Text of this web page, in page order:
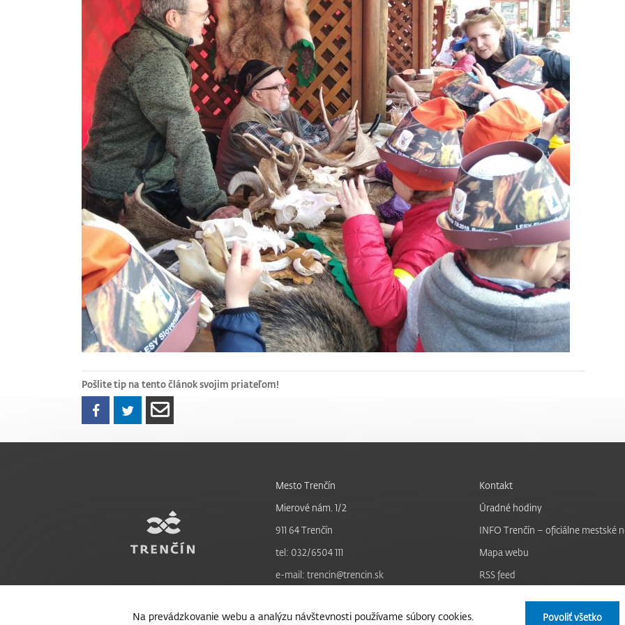
Pošlite tip na tento článok svojim priateľom!
Na prevádzkovanie webu a analýzu návštevnosti používame súbory cookies. Povoliť všetko
Mesto Trenčín
Mierové nám. 1/2
911 64 Trenčín
tel: 032/6504 111
e-mail: trencin@trencin.sk
Kontakt
Úradné hodiny
INFO Trenčín – oficiálne mestské
Mapa webu
RSS feed